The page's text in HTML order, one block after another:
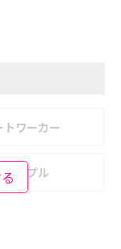
トワーカー
カップル